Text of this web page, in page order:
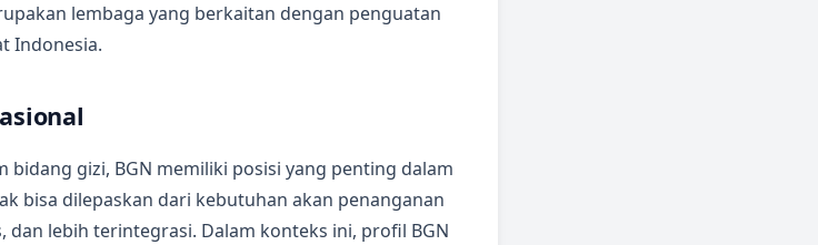
lembaga yang berkaitan dengan penguatan
Indonesia.
bidang gizi, BGN memiliki posisi yang penting dalam
bisa dilepaskan dari kebutuhan akan penanganan
dan lebih terintegrasi. Dalam konteks ini, profil BGN